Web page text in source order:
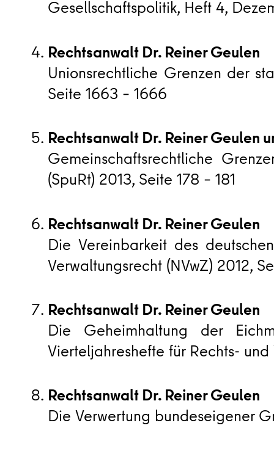
Gesellschaftspolitik, Heft 4,
Rechtsanwalt Dr. Reiner Geulen
Unionsrechtliche Grenzen der
Seite 1663 – 1666
Rechtsanwalt Dr. Reiner Geulen
Gemeinschaftsrechtliche
(SpuRt) 2013, Seite 178 – 181
Rechtsanwalt Dr. Reiner Geulen
Die Vereinbarkeit des
Verwaltungsrecht (NVwZ) 2012,
Rechtsanwalt Dr. Reiner Geulen
Die Geheimhaltung der
Vierteljahreshefte für Rechts- und
Rechtsanwalt Dr. Reiner Geulen
Die Verwertung bundeseigener